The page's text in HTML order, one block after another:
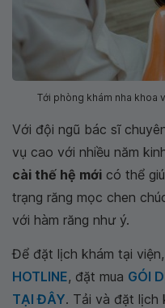
Tới phòng khám nha khoa
Với đội ngũ bác sĩ
vụ cao với nhiều năm
cài thế hệ mới có thể
trạng răng mọc chen
với hàm răng như ý.
Để đặt lịch khám tại
HOTLINE, đặt mua GÓI
TẠI ĐÂY. Tải và đặt lịch